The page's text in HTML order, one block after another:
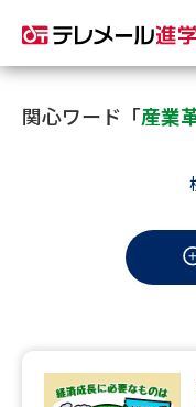
資
大学・短大の資料種
過去問題集
関心ワード「産業